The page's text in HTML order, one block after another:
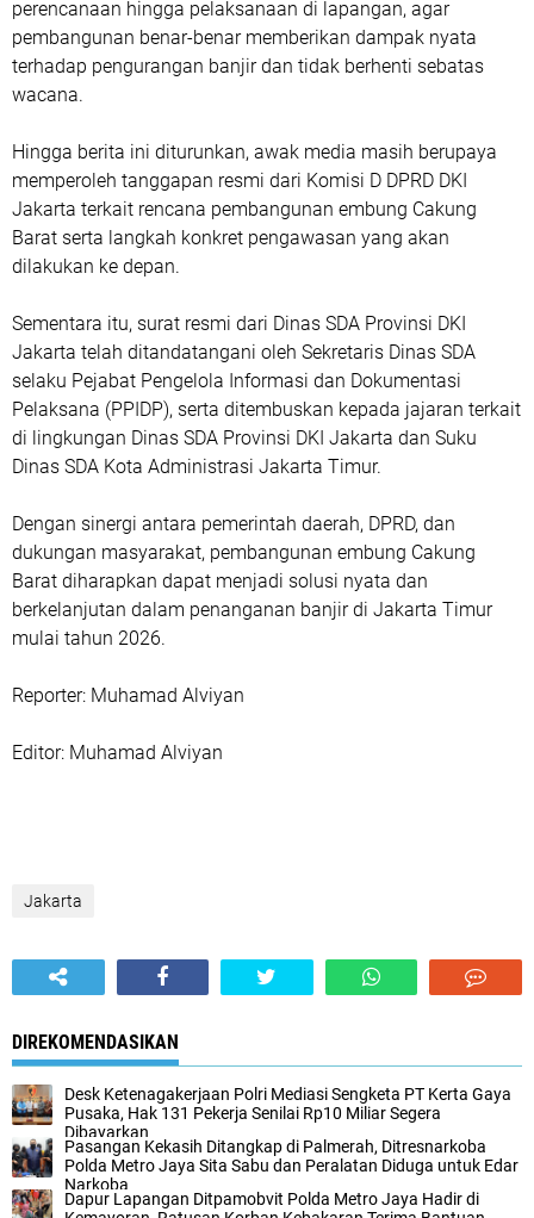
perencanaan hingga pelaksanaan di lapangan, agar
pembangunan benar-benar memberikan dampak nyata
terhadap pengurangan banjir dan tidak berhenti sebatas
wacana.
Hingga berita ini diturunkan, awak media masih berupaya
memperoleh tanggapan resmi dari Komisi D DPRD DKI
Jakarta terkait rencana pembangunan embung Cakung
Barat serta langkah konkret pengawasan yang akan
dilakukan ke depan.
Sementara itu, surat resmi dari Dinas SDA Provinsi DKI
Jakarta telah ditandatangani oleh Sekretaris Dinas SDA
selaku Pejabat Pengelola Informasi dan Dokumentasi
Pelaksana (PPIDP), serta ditembuskan kepada jajaran terkait
di lingkungan Dinas SDA Provinsi DKI Jakarta dan Suku
Dinas SDA Kota Administrasi Jakarta Timur.
Dengan sinergi antara pemerintah daerah, DPRD, dan
dukungan masyarakat, pembangunan embung Cakung
Barat diharapkan dapat menjadi solusi nyata dan
berkelanjutan dalam penanganan banjir di Jakarta Timur
mulai tahun 2026.
‎Reporter: Muhamad Alviyan
‎Editor: Muhamad Alviyan
Jakarta
DIREKOMENDASIKAN
‎Desk Ketenagakerjaan Polri Mediasi Sengketa PT Kerta Gaya
Pusaka, Hak 131 Pekerja Senilai Rp10 Miliar Segera
Dibayarkan
‎Pasangan Kekasih Ditangkap di Palmerah, Ditresnarkoba
Polda Metro Jaya Sita Sabu dan Peralatan Diduga untuk Edar
Narkoba‎
Dapur Lapangan Ditpamobvit Polda Metro Jaya Hadir di